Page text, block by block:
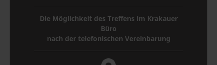
Die Möglichkeit des Treffens im Krakauer
Büro
nach der telefonischen Vereinbarung